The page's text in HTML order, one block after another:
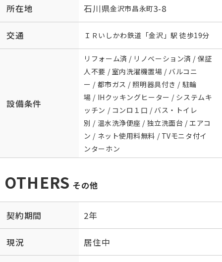
所在地 石川県金沢市昌永町3-8
交通 ＩＲいしかわ鉄道 「金沢 」駅 徒歩19分
設備条件
リフォーム済 / リノベーション済 / 保証
人不要 / 室内洗濯機置場 / バルコニ
ー / 都市ガス / 照明器具付き / 駐輪
場 / IHクッキングヒーター / システムキ
ッチン / コンロ１口 / バス・トイレ
別 / 温水洗浄便座 / 独立洗面台 / エアコ
ン / ネット使用料無料 / TVモニタ付イ
ンターホン
OTHERS その他
契約期間 2年
現況 居住中